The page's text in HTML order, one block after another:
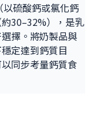
以硫酸鈣或氯化鈣
30–32%），是乳
擇。將奶製品與
定達到鈣質目
同步考量鈣質食